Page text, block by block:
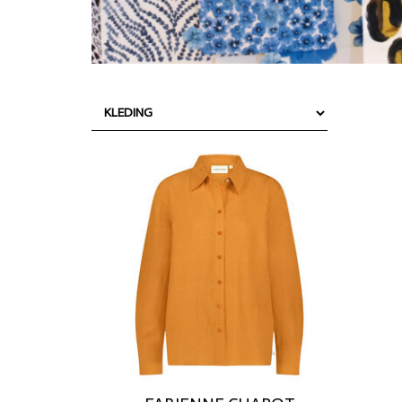
SHORTS
ROKKEN
TOPS
TRUIEN
BODYWEAR
LOUNGEWEAR
WESTERN BOOT
42